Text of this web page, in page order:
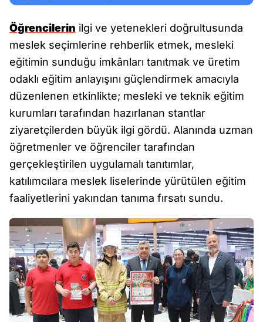
Öğrencilerin ilgi ve yetenekleri doğrultusunda
meslek seçimlerine rehberlik etmek, mesleki
eğitimin sunduğu imkânları tanıtmak ve üretim
odaklı eğitim anlayışını güçlendirmek amacıyla
düzenlenen etkinlikte; mesleki ve teknik eğitim
kurumları tarafından hazırlanan stantlar
ziyaretçilerden büyük ilgi gördü. Alanında uzman
öğretmenler ve öğrenciler tarafından
gerçekleştirilen uygulamalı tanıtımlar,
katılımcılara meslek liselerinde yürütülen eğitim
faaliyetlerini yakından tanıma fırsatı sundu.